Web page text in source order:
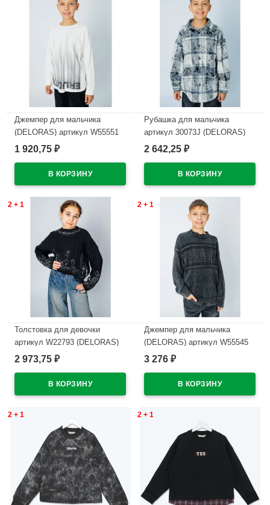
Джемпер для мальчика
(DELORAS) артикул W55551
размер 34/134-44/164 цвет
1 920,75 ₽
Рубашка для мальчика
артикул 30073J (DELORAS)
размер цвет серый
2 642,25 ₽
2 + 1
Толстовка для девочки
артикул W22793 (DELORAS)
размер цвет черный
2 973,75 ₽
2 + 1
Джемпер для мальчика
(DELORAS) артикул W55545
размер 34/134-44/164 цвет
3 276 ₽
2 + 1 2 + 1